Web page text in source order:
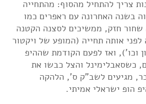
צריך להתחיל מהסוף: מהתחייה
בשנה האחרונה עם ראפרים כמו
שחור חזק, ממשיכים לסצנה הקטנה
אותה תחייה (המופע של ויקטור
וכו'), ואז לפעם הקודמת שההיפ
כשסאבלימינל והצל כבשו את
מגיעים לשב"ק ס', הלהקה
הופ ישראלי אמיתי.